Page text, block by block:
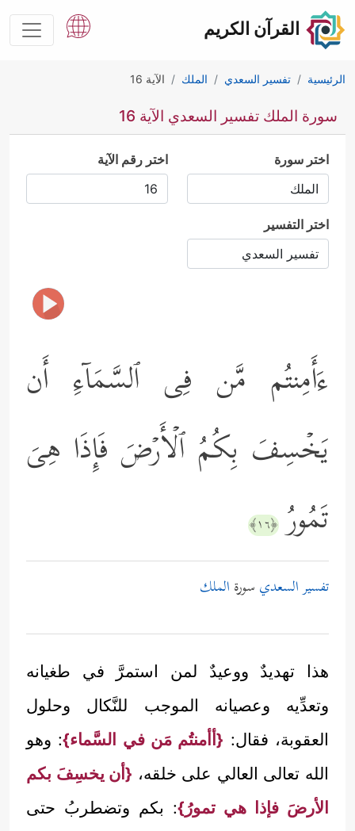
القرآن الكريم
الرئيسية تفسير السعدي الملك الآية 16
سورة الملك تفسير السعدي الآية 16
اختر سورة اختر رقم الآية
اختر التفسير
ءَأَمِنتُم مَّن فِی ٱلسَّمَاۤءِ أَن
یَخۡسِفَ بِكُمُ ٱلۡأَرۡضَ فَإِذَا هِیَ
تَمُورُ ﴿١٦﴾
تفسير السعدي سورة الملك
هذا تهديدٌ ووعيدٌ لمن استمرَّ في طغيانه
وتعدِّيه وعصيانه الموجب للنَّكال وحلول
العقوبة، فقال: {أأمنتُم مَن في السَّماء}: وهو
الله تعالى العالي على خلقه، {أن يخسِفَ بكم
الأرضَ فإذا هي تمورُ}: بكم وتضطربُ حتى